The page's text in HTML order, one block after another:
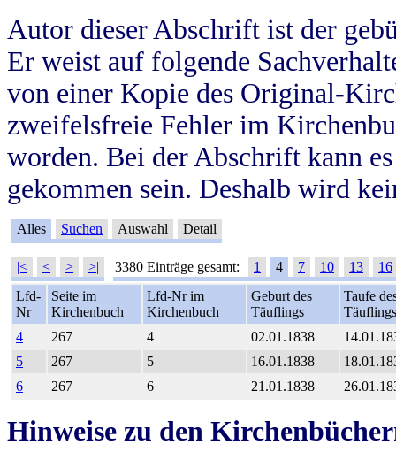
Autor dieser Abschrift ist der
Er weist auf folgende
von einer Kopie des Original-
zweifelsfreie Fehler im
worden. Bei der Abschrift kann
gekommen sein. Deshalb wird
Alles Suchen Auswahl Detail
|< < > >| 3380 Einträge gesamt: 1 4 7 10 13
16
Lfd-
Nr
Seite im
Kirchenbuch
Lfd-Nr im
Kirchenbuch
Geburt des
Täuflings
Taufe
Täuflings
4
267 4 02.01.1838
5
267 5 16.01.1838
6
267 6 21.01.1838
Hinweise zu den